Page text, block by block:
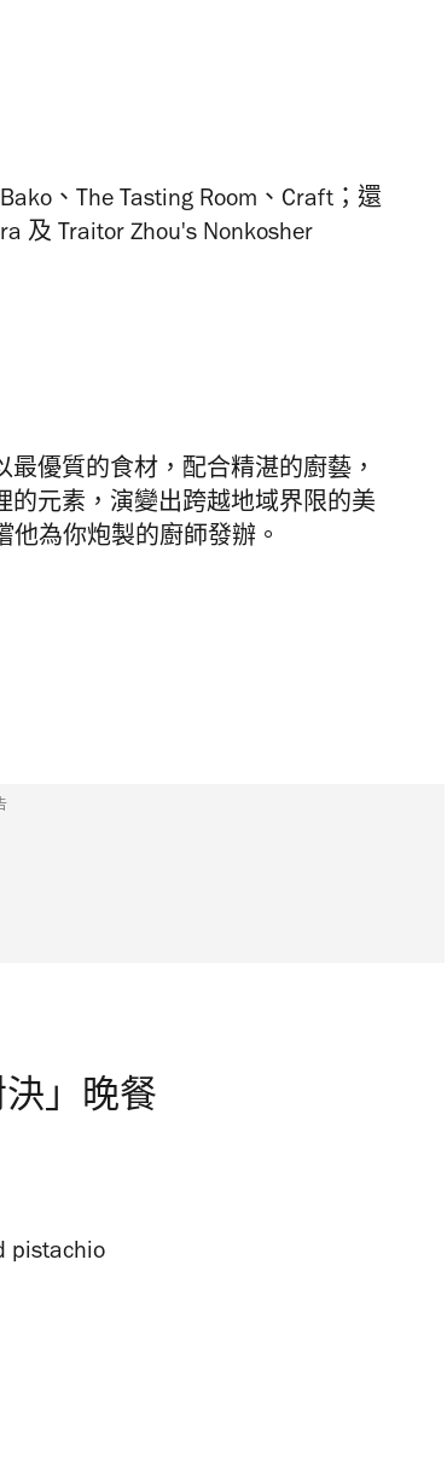
、 The Tasting Room 、 Craft ；還
及 Traitor Zhou's Nonkosher
優質的食材，配合精湛的廚藝，
元素，演變出跨越地域界限的美
他為你炮製的廚師發辦。
」晚餐
pistachio